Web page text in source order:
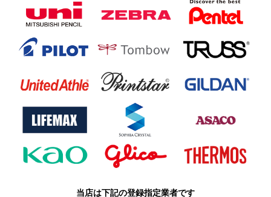
当店は下記の登録指定業者です